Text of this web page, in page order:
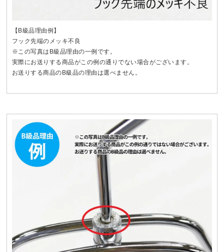
【B級品理由例】
フック先端のメッキ不良
※この写真はB級品理由の一例です。
実際にお送りする商品がこの例の通りでない場合がございます。
お送りする商品のB級品の理由は選べません。